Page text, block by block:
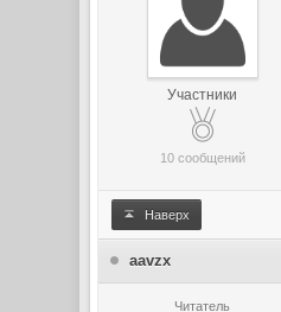
Участники
10 сообщений
Наверх
aavzx
Читатель